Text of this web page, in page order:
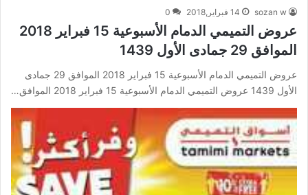
sozan w 14 فبراير,2018 0
عروض التميمي الدمام الأسبوعية 15 فبراير 2018
الموافق 29 جمادى الأول 1439
عروض التميمي الدمام الأسبوعية 15 فبراير 2018 الموافق 29 جمادى
الأول 1439 عروض التميمي الدمام الأسبوعية 15 فبراير 2018 الموافق…